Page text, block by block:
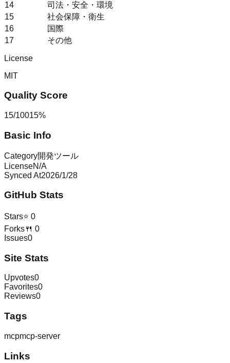
14
司法・安全・環境
15
社会保障・衛生
16
国際
17
その他
License
MIT
Quality Score
15/10015%
Basic Info
Category開発ツール
LicenseN/A
Synced At2026/1/28
GitHub Stats
Stars⭐ 0
Forks🍴 0
Issues0
Site Stats
Upvotes0
Favorites0
Reviews0
Tags
mcpmcp-server
Links